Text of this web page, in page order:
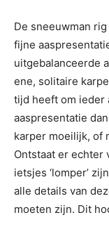
De sneeuwman
fijne
uitgebalanceerde
ene, solitaire
tijd heeft om ieder
aaspresentatie
karper moeilijk, of
Ontstaat er echter
ietsjes ‘lomper’
alle details van
moeten zijn. Dit